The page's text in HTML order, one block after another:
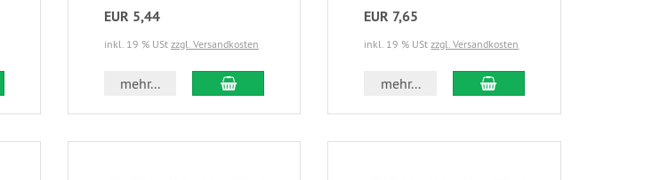
EUR 5,44
inkl. 19 % USt zzgl. Versandkosten
mehr...
EUR 7,65
inkl. 19 % UStzzgl. Versandkosten
mehr...